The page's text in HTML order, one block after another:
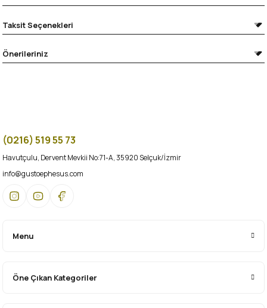
Taksit Seçenekleri
Önerileriniz
(0216) 519 55 73
Havutçulu, Dervent Mevkii No:71-A, 35920 Selçuk/İzmir
info@gustoephesus.com
Menu
Öne Çıkan Kategoriler